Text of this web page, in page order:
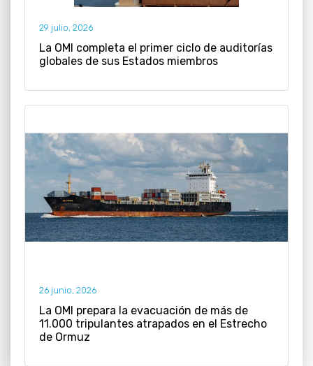
29 julio, 2026
La OMI completa el primer ciclo de auditorías
globales de sus Estados miembros
26 junio, 2026
La OMI prepara la evacuación de más de
11.000 tripulantes atrapados en el Estrecho
de Ormuz